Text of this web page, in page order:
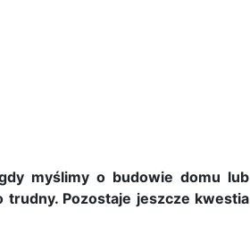
myślimy o budowie domu lub
Pozostaje jeszcze kwestia